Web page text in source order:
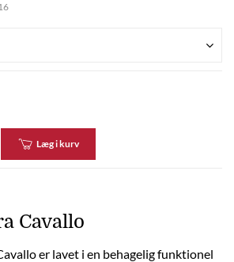
Læg i kurv
Cavallo
er lavet i en behagelig funktionel